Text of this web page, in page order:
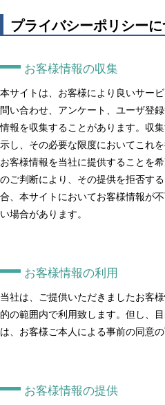
プライバシーポリシー
お客様情報の収集
本サイトは、お客様により良いサー
問い合わせ、アンケート、ユーザ登
情報を収集することがあります。収
示し、その必要な限度においてこれを
お客様情報を当社に提供することを
のご判断により、その提供を拒否す
合、本サイトにおいてお客様情報が
い場合があります。
お客様情報の利用
当社は、ご提供いただきましたお客
的の範囲内で利用致します。但し、
は、お客様ご本人による事前の同意の
お客様情報の提供